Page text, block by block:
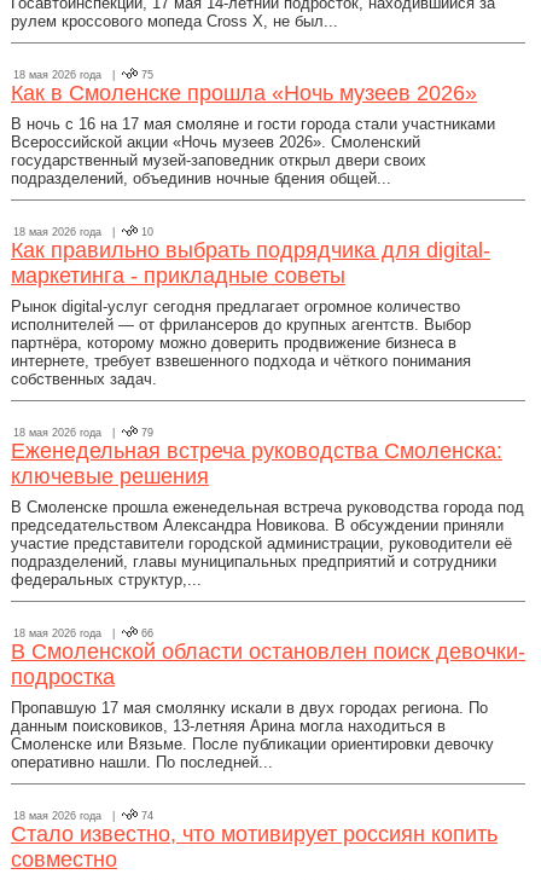
рулем кроссового мопеда Cross X, не был...
18 мая 2026 года | 75
Как в Смоленске прошла «Ночь музеев 2026»
В ночь с 16 на 17 мая смоляне и гости города стали участниками
Всероссийской акции «Ночь музеев 2026». Смоленский
государственный музей-заповедник открыл двери своих
подразделений, объединив ночные бдения общей...
18 мая 2026 года | 10
Как правильно выбрать подрядчика для digital-
маркетинга - прикладные советы
Рынок digital-услуг сегодня предлагает огромное количество
исполнителей — от фрилансеров до крупных агентств. Выбор
партнёра, которому можно доверить продвижение бизнеса в
интернете, требует взвешенного подхода и чёткого понимания
собственных задач.
18 мая 2026 года | 79
Еженедельная встреча руководства Смоленска:
ключевые решения
В Смоленске прошла еженедельная встреча руководства города под
председательством Александра Новикова. В обсуждении приняли
участие представители городской администрации, руководители её
подразделений, главы муниципальных предприятий и сотрудники
федеральных структур,...
18 мая 2026 года | 66
В Смоленской области остановлен поиск девочки-
подростка
Пропавшую 17 мая смолянку искали в двух городах региона. По
данным поисковиков, 13-летняя Арина могла находиться в
Смоленске или Вязьме. После публикации ориентировки девочку
оперативно нашли. По последней...
18 мая 2026 года | 74
Стало известно, что мотивирует россиян копить
совместно